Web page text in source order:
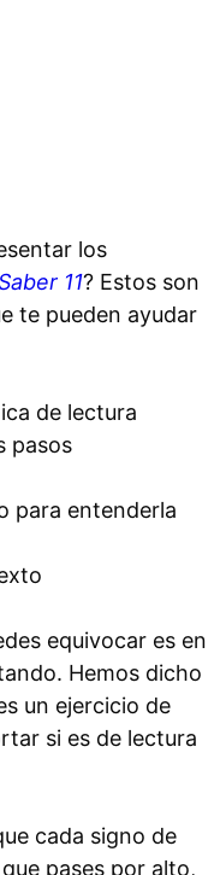
los
11? Estos son
te pueden ayudar
de lectura
pasos
para entenderla
equivocar es en
Hemos dicho
un ejercicio de
si es de lectura
cada signo de
pases por alto,